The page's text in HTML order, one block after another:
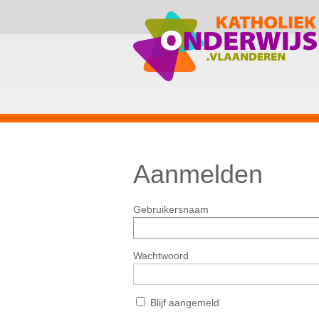
Aanmelden
Gebruikersnaam
Wachtwoord
Blijf aangemeld